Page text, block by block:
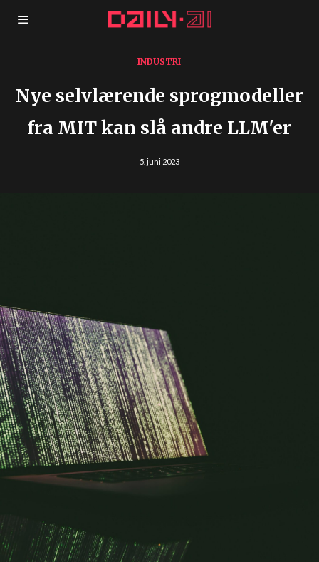
INDUSTRI
Nye selvlærende sprogmodeller
fra MIT kan slå andre LLM'er
5. juni 2023